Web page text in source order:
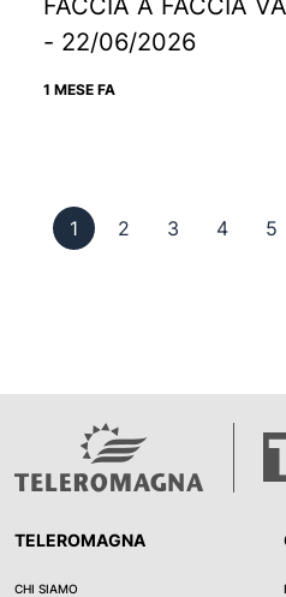
- 22/06/2026
1 MESE FA
1 Pagina 1
2 Pagina 2
3 Pagina 3
4Pagina
5
TELEROMAGNA
CHI SIAMO